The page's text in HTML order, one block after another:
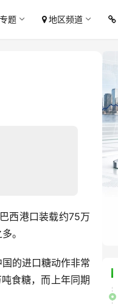
专题 地区频道
西港口装载约75万
。
的进口糖动作非常
食糖，而上年同期